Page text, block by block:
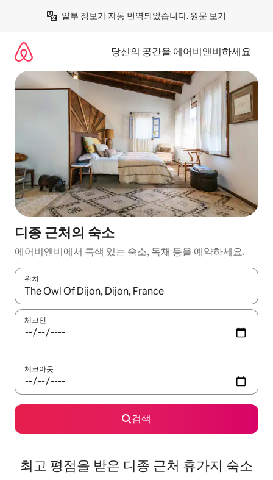
일부 정보가 자동 번역되었습니다. 원문 보기
당신의 공간을 에어비앤비하세요
디종 근처의 숙소
에어비앤비에서 특색 있는 숙소, 독채 등을 예약하세요.
위치
결과가 나오면 위·아래 화살표 키를 사용하거나 터치 또는 스와이
체크인
체크아웃
검색
최고 평점을 받은 디종 근처 휴가지 숙소